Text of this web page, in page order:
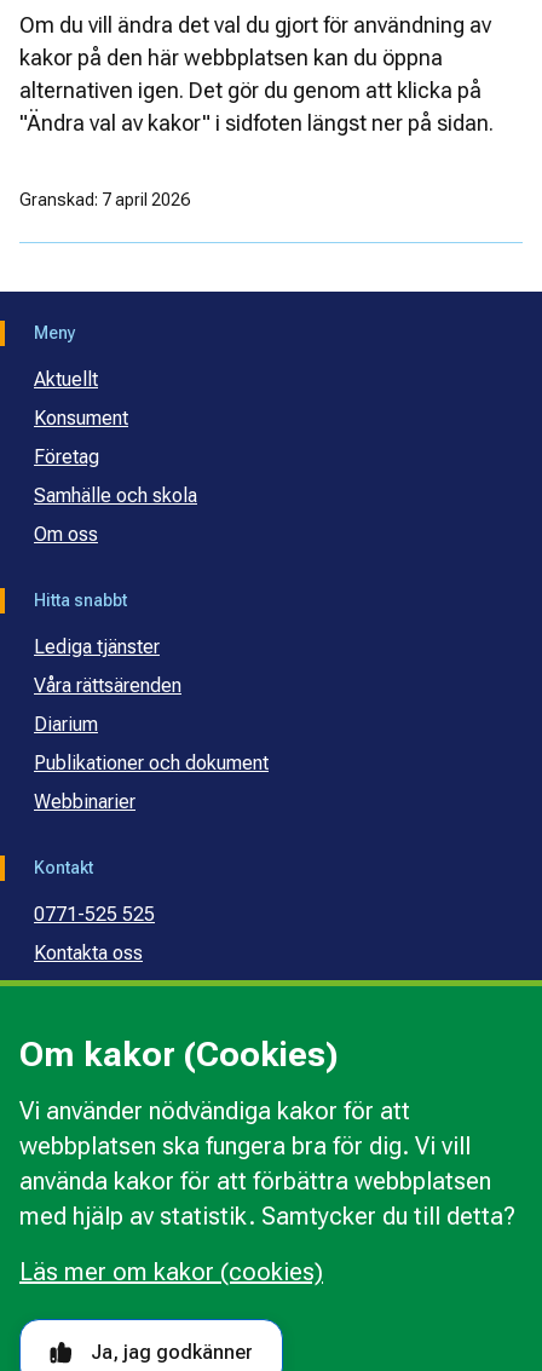
Om kakor (Cookies)
Vi använder nödvändiga kakor för att
webbplatsen ska fungera bra för dig. Vi vill
använda kakor för att förbättra webbplatsen
med hjälp av statistik. Samtycker du till detta?
Ja, jag godkänner
Läs mer om kakor (cookies)
Om du vill ändra det val du gjort för användning av
kakor på den här webbplatsen kan du öppna
alternativen igen. Det gör du genom att klicka på
"Ändra val av kakor" i sidfoten längst ner på sidan.
Granskad: 7 april 2026
Meny
Aktuellt
Konsument
Företag
Samhälle och skola
Om oss
Hitta snabbt
Lediga tjänster
Våra rättsärenden
Diarium
Publikationer och dokument
Webbinarier
Kontakt
0771-525 525
Kontakta oss
Press
Kommunal budget- och skuldrådgivning
Om webbplatsen
Behandling av personuppgifter